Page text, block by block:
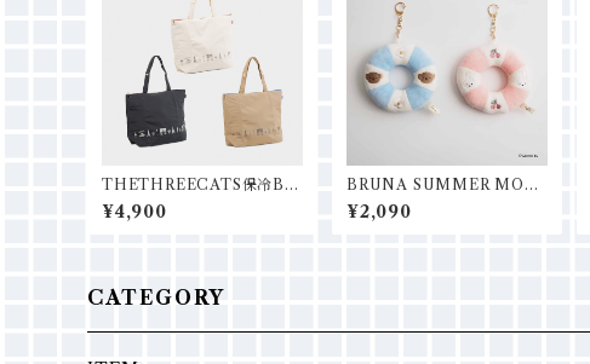
THETHREECATS保冷BA
G
¥4,900
BRUNA SUMMER MOTI
F MINI 浮き輪型チャーム
¥2,090
CATEGORY